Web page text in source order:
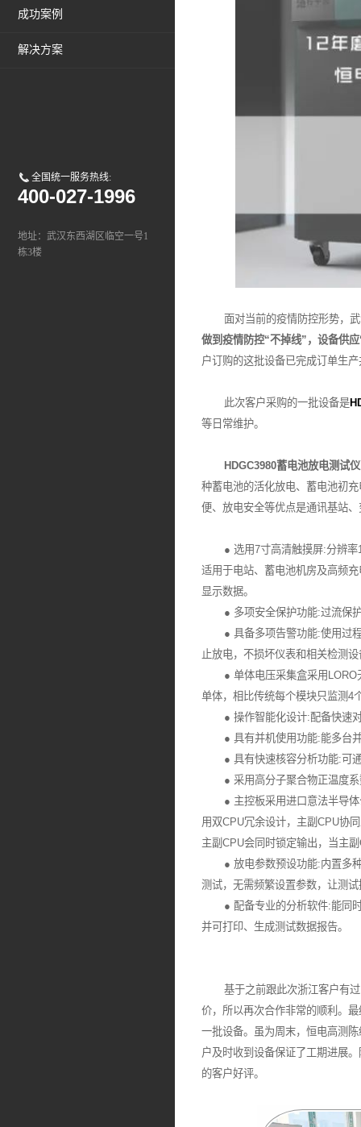
成功案例
解决方案
全国统一服务热线:
400-027-1996
地址：武汉东西湖区临空一号1
栋3楼
面对当前的疫情防控形势，武
做到疫情防控“不掉线”，设备供
户订购的这批设备已完成订单生
此次客户采购的一批设备是
等日常维护。
HDGC3980蓄电池放电测试仪
种蓄电池的活化放电、蓄电池初
便、放电安全等优点是通讯基站
● 选用7寸高清触摸屏:分辨率
适用于电站、蓄电池机房及高频
显示数据。
● 多项安全保护功能:过流保护
● 具备多项告警功能:使用过程
止放电，不损坏仪表和相关检测设
● 单体电压采集盒采用LORO无
单体，相比传统每个模块只监测4
● 操作智能化设计:配备快速对
● 具有并机使用功能:能多台并
● 具有快速核容分析功能:可通
● 采用高分子聚合物正温度系
● 主控板采用进口意法半导体
用双CPU冗余设计，主副CPU协
主副CPU会同时锁定输出，当主
● 放电参数预设功能:内置多种
测试，无需频繁设置参数，让测
● 配备专业的分析软件:能同时
并可打印、生成测试数据报告。
基于之前跟此次浙江客户有过
价，所以再次合作非常的顺利。
一批设备。虽为周末，恒电高测
户及时收到设备保证了工期进展。
的客户好评。